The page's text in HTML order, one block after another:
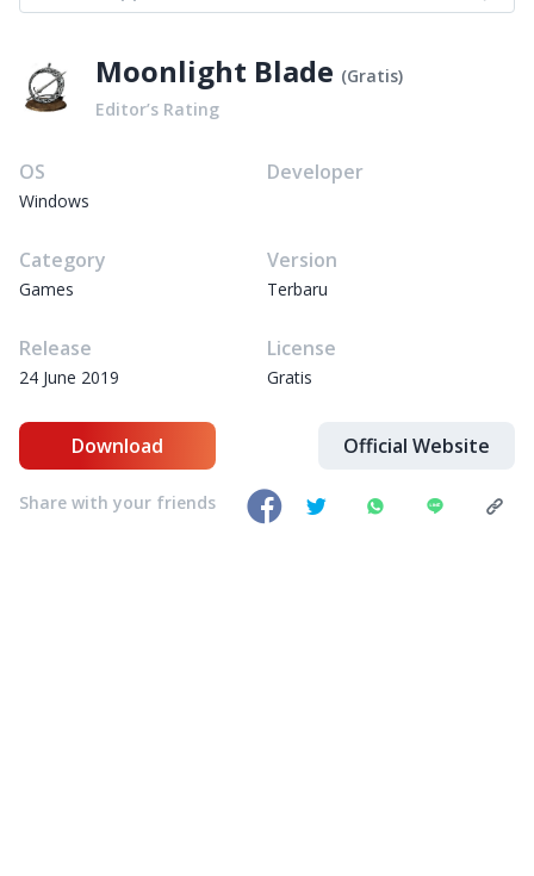
Moonlight Blade (Gratis)
Editor’s Rating
OS
Windows
Developer
Category
Games
Version
Terbaru
Release
24 June 2019
License
Gratis
Download Official Website
Share with your friends